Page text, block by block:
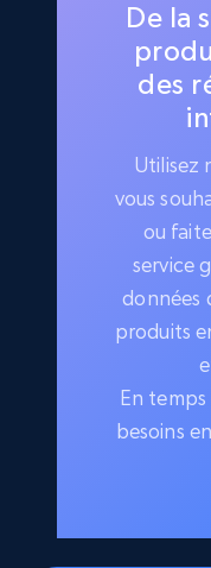
De la
des
Utilisez
vous
ou
service
données
produits
En
besoins